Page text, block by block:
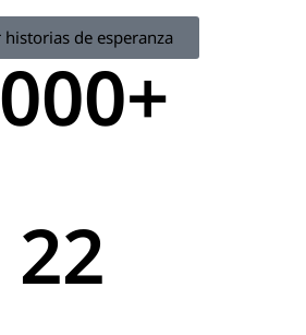
historias de esperanza
+
22